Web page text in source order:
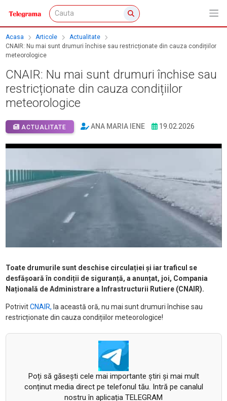
Acasa Articole
Actualitate
CNAIR: Nu mai sunt drumuri închise sau restricționate din cauza condițiilor
meteorologice
CNAIR: Nu mai sunt drumuri închise sau
restricționate din cauza condițiilor
meteorologice
ACTUALITATE ANA MARIA IENE 19.02.2026
Toate drumurile sunt deschise circulației și iar traficul se
desfășoară în condiții de siguranță, a anunțat, joi, Compania
Națională de Administrare a Infrastructurii Rutiere (CNAIR).
PotrivitCNAIR, la această oră, nu mai sunt drumuri închise sau
restricționate din cauza condițiilor meteorologice!
Poți să găsești cele mai importante știri și mai mult
conținut media direct pe telefonul tău. Intră pe canalul
nostru în aplicația TELEGRAM